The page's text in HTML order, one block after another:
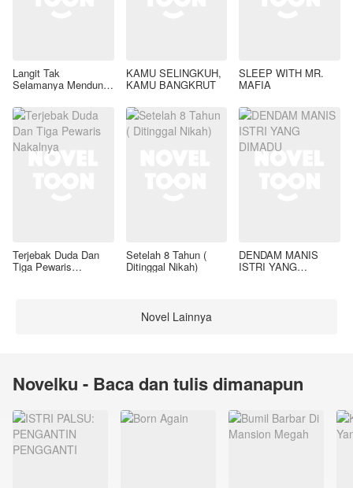
Langit Tak
Selamanya Mendung,
KAMU SELINGKUH,
KAMU BANGKRUT
SLEEP WITH MR.
MAFIA
Terjebak Duda Dan
Tiga Pewaris
Setelah 8 Tahun (
Ditinggal Nikah)
DENDAM MANIS
ISTRI YANG
Novel Lainnya
Novelku - Baca dan tulis dimanapun